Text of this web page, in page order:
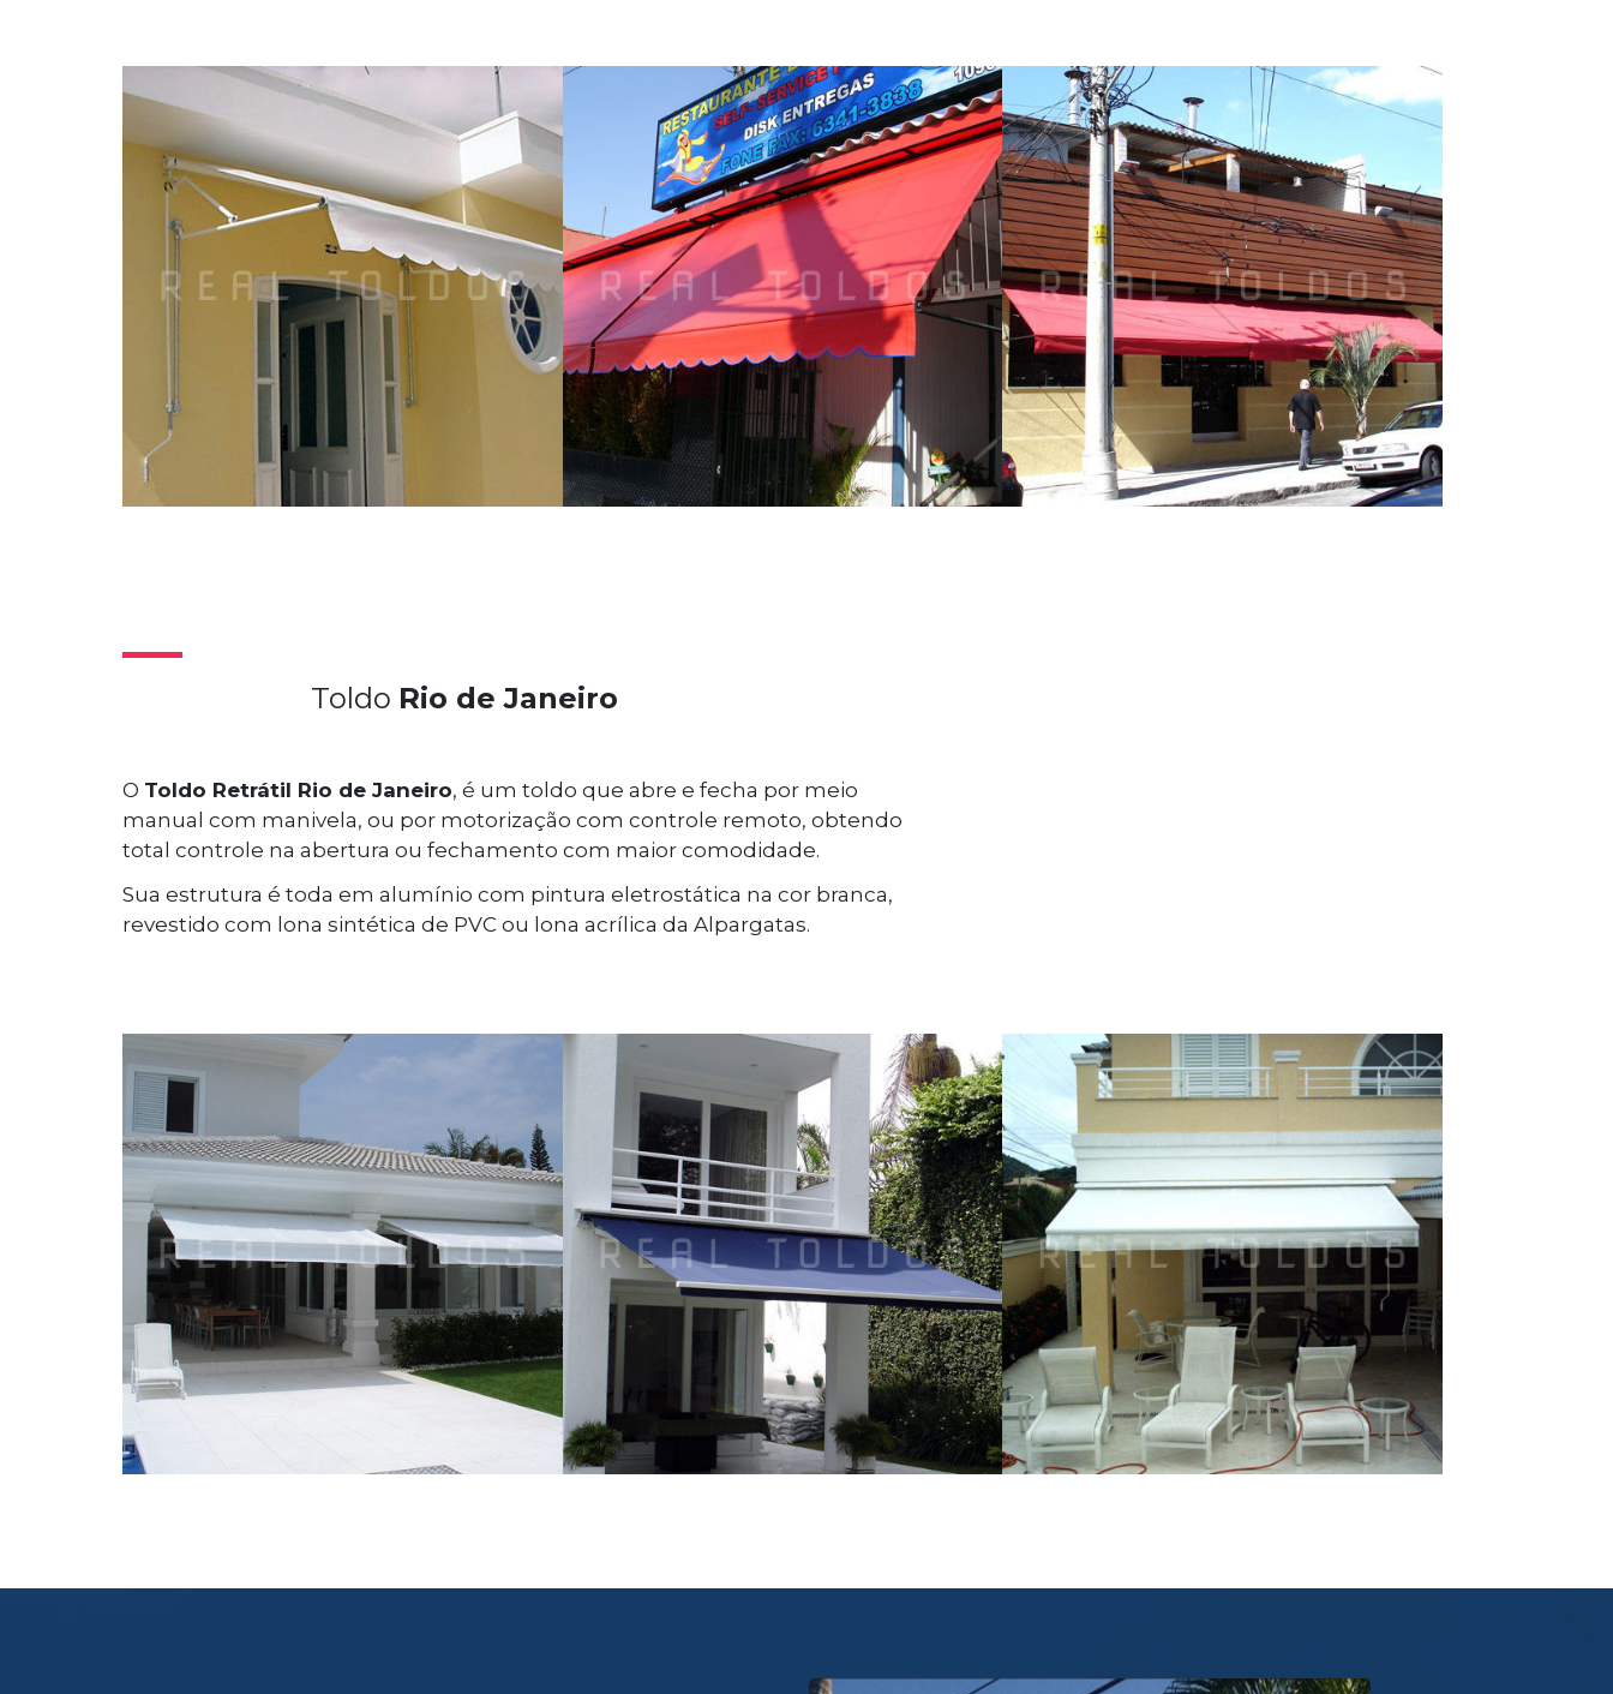
Toldo Rio de Janeiro
O Toldo Retrátil Rio de Janeiro, é um toldo que abre e fecha por meio
manual com manivela, ou por motorização com controle remoto, obtendo
total controle na abertura ou fechamento com maior comodidade.
Sua estrutura é toda em alumínio com pintura eletrostática na cor branca,
revestido com lona sintética de PVC ou lona acrílica da Alpargatas.